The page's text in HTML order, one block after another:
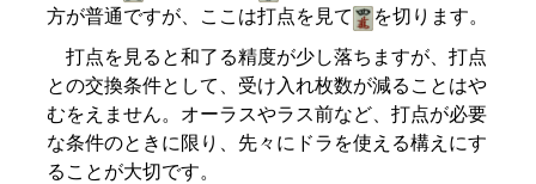
方が普通ですが、ここは打点を見て
を切ります。
打点を見ると和了る精度が少し落ちますが、打点
との交換条件として、受け入れ枚数が減ることはや
むをえません。オーラスやラス前など、打点が必要
な条件のときに限り、先々にドラを使える構えにす
ることが大切です。